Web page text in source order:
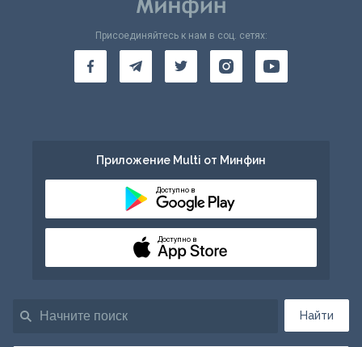
Найти
Присоединяйтесь к нам в соц. сетях:
Приложение Multi от Минфин
Доступно в
Доступно в